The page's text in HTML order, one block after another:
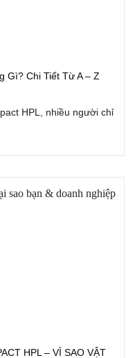
Gì? Chi Tiết Từ A – Z
HPL, nhiều người chỉ
HPL – VÌ SAO VẬT